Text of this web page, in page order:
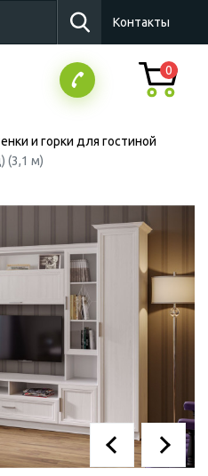
Контакты
0
и горки для гостиной
(3,1 м)